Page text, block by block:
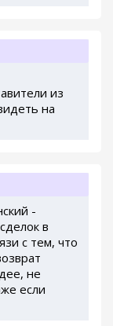
из
на
-
в
с тем, что
не
если